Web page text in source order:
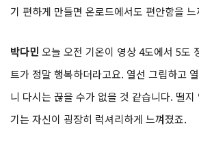
기 편하게 만들면 온로드에서도 편안함을
박다민 오늘 오전 기온이 영상 4도에서 5도
트가 정말 행복하더라고요. 열선 그립하고
니 다시는 끊을 수가 없을 것 같습니다. 떨
기는 자신이 굉장히 럭셔리하게 느껴졌죠.